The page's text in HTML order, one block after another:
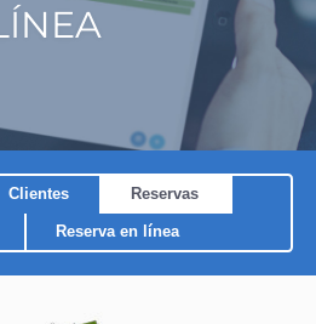
Clientes Reservas
Reserva en línea